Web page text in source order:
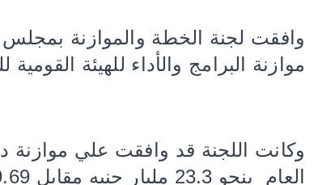
وافقت لجنة الخطة والموازنة
موازنة البرامج والأداء للهيئة القومية للبريد للسنة المالية 2026-
العام بنحو 23.3 مليار جنيه مقابل 19.69 مليار جنيه للعام المالي الجاري